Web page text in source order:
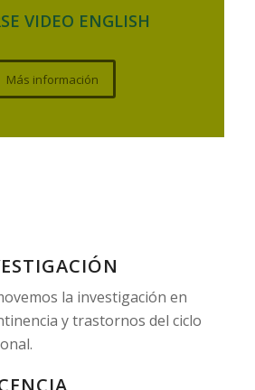
VIDEO ENGLISH
Más información
la investigación en
y trastornos del ciclo